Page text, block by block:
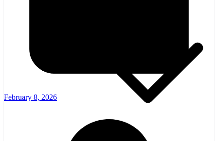
February 8, 2026